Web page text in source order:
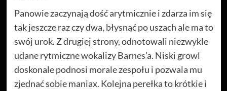
Panowie zaczynają dość arytmicznie i zdarza im się
tak jeszcze raz czy dwa, błysnąć po uszach ale ma to
swój urok. Z drugiej strony, odnotowali niezwykle
udane rytmiczne wokalizy Barnes’a. Niski growl
doskonale podnosi morale zespołu i pozwala mu
zjednać sobie maniax. Kolejna perełka to krótkie i